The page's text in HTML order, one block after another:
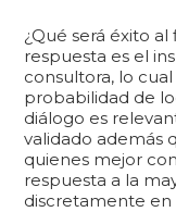
¿Qué será éxito
respuesta es el
consultora, lo
probabilidad de
diálogo es
validado además
quienes mejor
respuesta a la
discretamente